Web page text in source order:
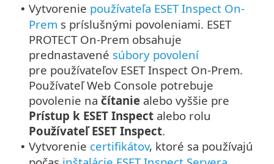
• Vytvorenie používateľa ESET Inspect On-
Prem s príslušnými povoleniami. ESET
PROTECT On-Prem obsahuje
prednastavené súbory povolení
pre používateľov ESET Inspect On-Prem.
Používateľ Web Console potrebuje
povolenie na čítanie alebo vyššie pre
Prístup k ESET Inspect alebo rolu
Používateľ ESET Inspect.
• Vytvorenie certifikátov, ktoré sa používajú